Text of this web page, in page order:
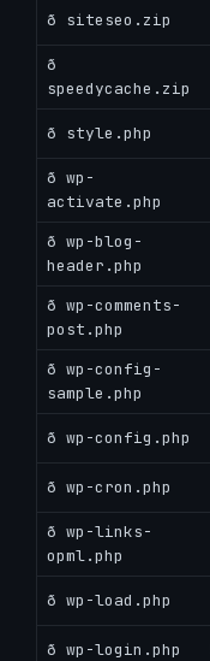
ð siteseo.zip
ð
speedycache.zip
ð style.php
ð wp-
activate.php
ð wp-blog-
header.php
ð wp-comments-
post.php
ð wp-config-
sample.php
ð wp-config.php
ð wp-cron.php
ð wp-links-
opml.php
ð wp-load.php
ð wp-login.php